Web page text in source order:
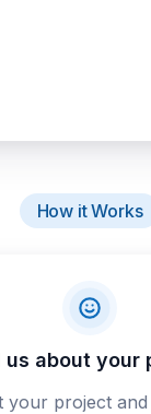
How it Works
us about your
your project